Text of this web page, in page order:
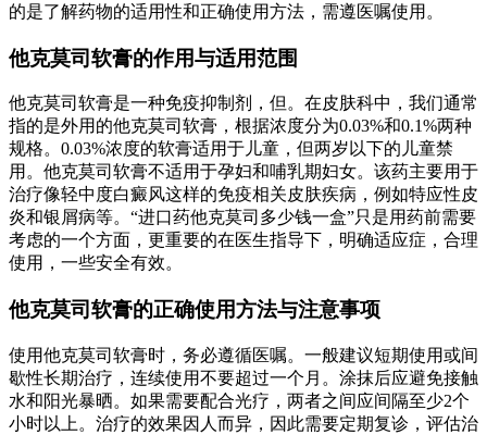
的是了解药物的适用性和正确使用方法，需遵医嘱使用。
他克莫司软膏的作用与适用范围
他克莫司软膏是一种免疫抑制剂，但。在皮肤科中，我们通常
指的是外用的他克莫司软膏，根据浓度分为0.03%和0.1%两种
规格。0.03%浓度的软膏适用于儿童，但两岁以下的儿童禁
用。他克莫司软膏不适用于孕妇和哺乳期妇女。该药主要用于
治疗像轻中度白癜风这样的免疫相关皮肤疾病，例如特应性皮
炎和银屑病等。“进口药他克莫司多少钱一盒”只是用药前需要
考虑的一个方面，更重要的在医生指导下，明确适应症，合理
使用，一些安全有效。
他克莫司软膏的正确使用方法与注意事项
使用他克莫司软膏时，务必遵循医嘱。一般建议短期使用或间
歇性长期治疗，连续使用不要超过一个月。涂抹后应避免接触
水和阳光暴晒。如果需要配合光疗，两者之间应间隔至少2个
小时以上。治疗的效果因人而异，因此需要定期复诊，评估治